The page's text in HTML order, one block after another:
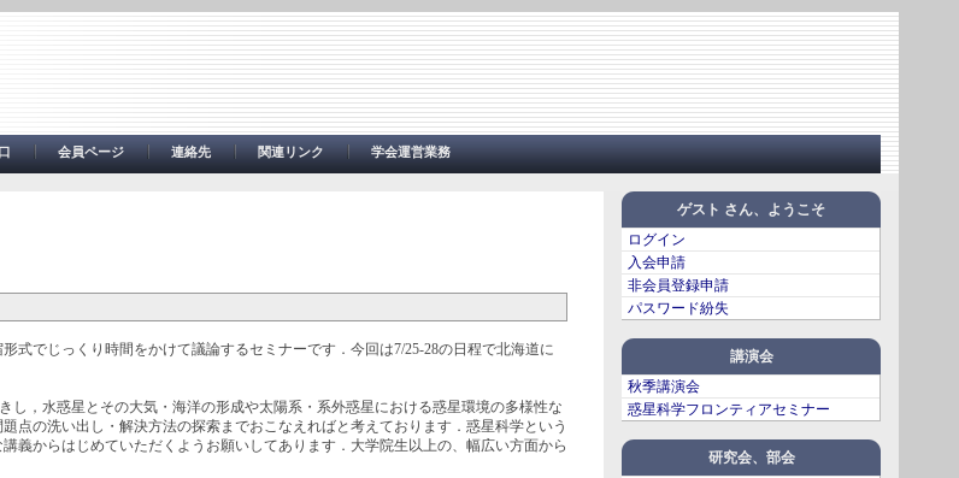
会員ページ 連絡先 関連リンク 学会運営業務
ゲスト さん、ようこそ
ログイン
入会申請
非会員登録申請
パスワード紛失
講演会
秋季講演会
惑星科学フロンティアセミナー
研究会、部会
でじっくり時間をかけて議論するセミナーです．今回は7/25-28の日程で北海道に
し，水惑星とその大気・海洋の形成や太陽系・系外惑星における惑星環境の多様性な
点の洗い出し・解決方法の探索までおこなえればと考えております．惑星科学という
義からはじめていただくようお願いしてあります．大学院生以上の、幅広い方面から